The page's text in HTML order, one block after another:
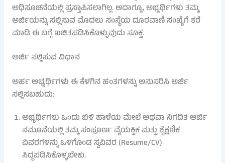
ಅಧಿಸೂಚನೆಯಲ್ಲಿ ಪ್ರಸ್ತಾಪಿಸಲಾಗಿಲ್ಲ. ಆದಾಗ್ಯೂ, ಅಭ್ಯರ್ಥಿಗಳು ತಮ್ಮ
ಅರ್ಜಿಯನ್ನು ಸಲ್ಲಿಸುವ ಮೊದಲು ಸಂಸ್ಥೆಯ ದೂರವಾಣಿ ಸಂಖ್ಯೆಗೆ ಕರೆ
ಮಾಡಿ ಈ ಬಗ್ಗೆ ಖಚಿತಪಡಿಸಿಕೊಳ್ಳುವುದು ಸೂಕ್ತ.
ಅರ್ಜಿ ಸಲ್ಲಿಸುವ ವಿಧಾನ
ಅರ್ಹ ಅಭ್ಯರ್ಥಿಗಳು ಈ ಕೆಳಗಿನ ಹಂತಗಳನ್ನು ಅನುಸರಿಸಿ ಅರ್ಜಿ
ಸಲ್ಲಿಸಬಹುದು:
ಅಭ್ಯರ್ಥಿಗಳು ಒಂದು ಬಿಳಿ ಹಾಳೆಯ ಮೇಲೆ ಅಥವಾ ನಿಗದಿತ ಅರ್ಜಿ
ನಮೂನೆಯಲ್ಲಿ ತಮ್ಮ ಸಂಪೂರ್ಣ ವೈಯಕ್ತಿಕ ಮತ್ತು ಶೈಕ್ಷಣಿಕ
ವಿವರಗಳನ್ನು ಒಳಗೊಂಡ ಸ್ವವಿವರ (Resume/CV)
ಸಿದ್ಧಪಡಿಸಿಕೊಳ್ಳಬೇಕು.